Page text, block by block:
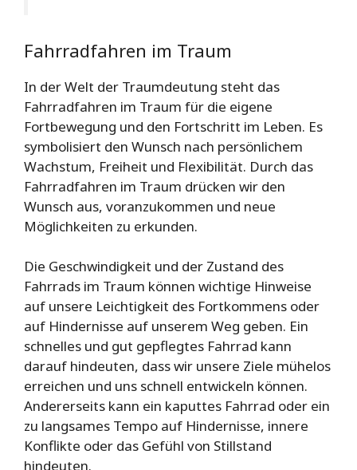
Fahrradfahren im Traum
In der Welt der Traumdeutung steht das
Fahrradfahren im Traum für die eigene
Fortbewegung und den Fortschritt im Leben. Es
symbolisiert den Wunsch nach persönlichem
Wachstum, Freiheit und Flexibilität. Durch das
Fahrradfahren im Traum drücken wir den
Wunsch aus, voranzukommen und neue
Möglichkeiten zu erkunden.
Die Geschwindigkeit und der Zustand des
Fahrrads im Traum können wichtige Hinweise
auf unsere Leichtigkeit des Fortkommens oder
auf Hindernisse auf unserem Weg geben. Ein
schnelles und gut gepflegtes Fahrrad kann
darauf hindeuten, dass wir unsere Ziele mühelos
erreichen und uns schnell entwickeln können.
Andererseits kann ein kaputtes Fahrrad oder ein
zu langsames Tempo auf Hindernisse, innere
Konflikte oder das Gefühl von Stillstand
hindeuten.